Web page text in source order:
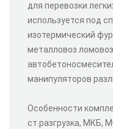
для перевозки
используется под
изотермический
металловоз
манипуляторов
Особенности
ст.разгрузка, МКБ,